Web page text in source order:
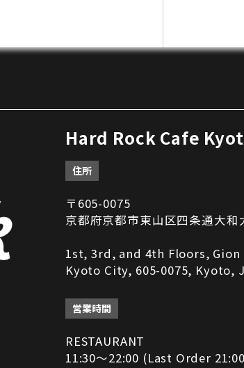
Hard Rock Cafe
住所
〒605-0075
京都府京都市東山区四条通大
1st, 3rd, and 4th Floors,
Kyoto City, 605-0075, Kyoto,
営業時間
RESTAURANT
11:30～22:00 (Last Order